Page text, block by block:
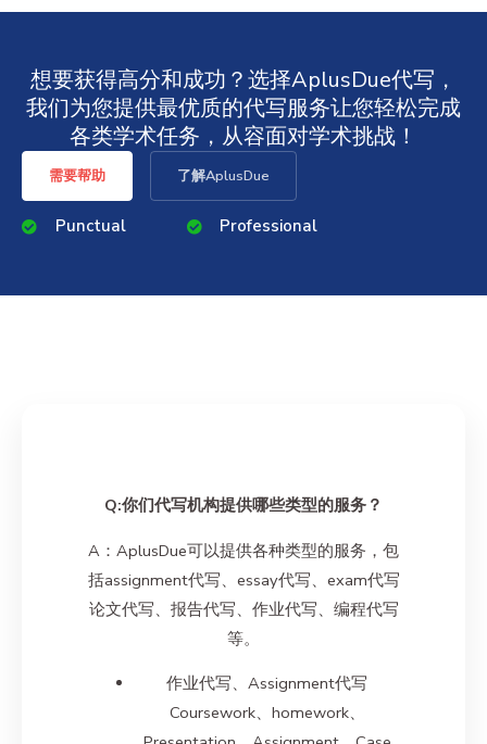
想要获得高分和成功？选择AplusDue代写，
我们为您提供最优质的代写服务让您轻松完成
各类学术任务，从容面对学术挑战！
需要帮助 了解AplusDue
Punctual Professional
Q:你们代写机构提供哪些类型的服务？
A：AplusDue可以提供各种类型的服务，包
括assignment代写、essay代写、exam代写
论文代写、报告代写、作业代写、编程代写
等。
作业代写、Assignment代写
Coursework、homework、